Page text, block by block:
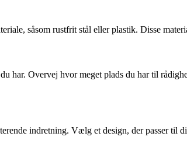
såsom rustfrit stål eller plastik. Disse
Overvej hvor meget plads du har til
indretning. Vælg et design, der passer til